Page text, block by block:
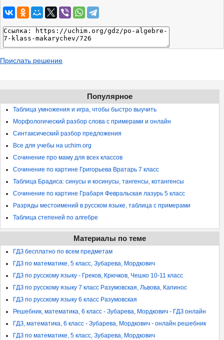
Прислать решение
Популярное
Таблица умножения и игра, чтобы быстро выучить
Морфологический разбор слова с примерами и онлайн
Синтаксический разбор предложения
Все для учебы на uchim.org
Сочинение про маму для всех классов
Сочинение по картине Григорьева Вратарь 7 класс
Таблица Брадиса: синусы и косинусы, тангенсы, котангенсы
Сочинение по картине Грабаря Февральская лазурь 5 класс
Разряды местоимений в русском языке, таблица с примерами
Таблица степеней по алгебре
Материалы по теме
ГДЗ бесплатно по всем предметам
ГДЗ по математике, 5 класс, Зубарева, Мордкович
ГДЗ по русскому языку - Греков, Крючков, Чешко 10-11 класс
ГДЗ по русскому языку 7 класс Разумовская, Львова, Капинос
ГДЗ по русскому языку 6 класс Разумовская
Решебник, математика, 6 класс - Зубарева, Мордкович - ГДЗ онлайн
ГДЗ, математика, 6 класс - Зубарева, Мордкович - онлайн решебник
ГДЗ по математике, 5 класс, Зубарева, Мордкович